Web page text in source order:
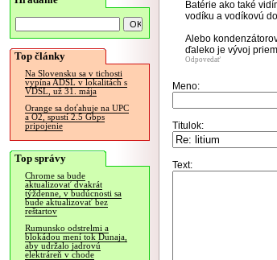
Top články
Na Slovensku sa v tichosti
vypína ADSL v lokalitách s
VDSL, už 31. mája
Orange sa doťahuje na UPC
a O2, spustí 2.5 Gbps
pripojenie
Top správy
Chrome sa bude
aktualizovať dvakrát
týždenne, v budúcnosti sa
bude aktualizovať bez
reštartov
Rumunsko odstrelmi a
blokádou mení tok Dunaja,
aby udržalo jadrovú
elektráreň v chode
Batérie ako také
vodíku a vodíkovú
Alebo
ďaleko je vývoj
Odpovedať
Meno:
Titulok:
Text: